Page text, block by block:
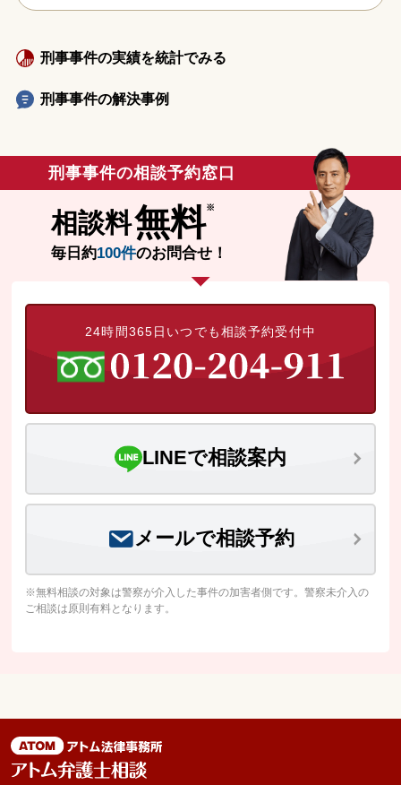
刑事事件の実績を統計でみる
刑事事件の解決事例
刑事事件の相談予約窓口
相談料無料
毎日約100件のお問合せ！
24時間365日いつでも相談予約受付中
LINEで相談案内
メールで相談予約
※無料相談の対象は警察が介入した事件の加害者側です。警察未介入の
ご相談は原則有料となります。